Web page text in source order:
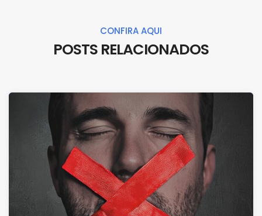
CONFIRA AQUI
POSTS RELACIONADOS